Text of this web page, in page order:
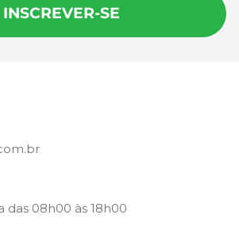
INSCREVER-SE
das 08h00 às 18h00